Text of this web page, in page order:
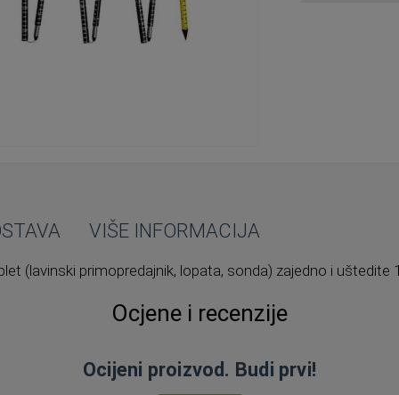
(lavinski primopredajnik, lopata, sonda) zajedno i uštedite
VIŠE INFORMACIJA
Ocjene i recenzije
Ocijeni proizvod. Budi prvi!